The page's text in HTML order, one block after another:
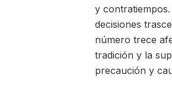
y
decisiones
número trece
tradición y la
precaución y